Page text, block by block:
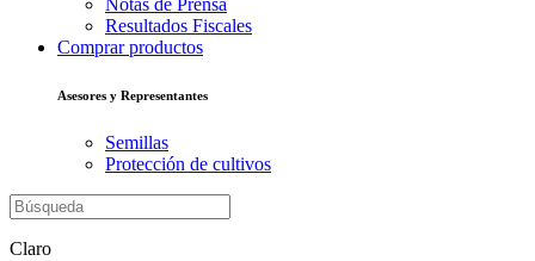
Notas de Prensa
Resultados Fiscales
Comprar productos
Asesores y Representantes
Semillas
Protección de cultivos
Claro